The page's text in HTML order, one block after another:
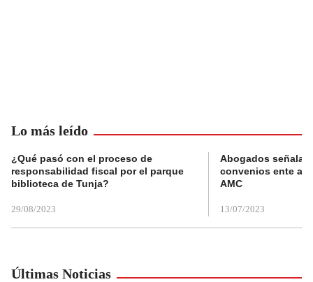
Lo más leído
¿Qué pasó con el proceso de
responsabilidad fiscal por el parque
biblioteca de Tunja?
29/08/2023
Abogados
convenios ente
AMC
13/07/2023
Últimas Noticias